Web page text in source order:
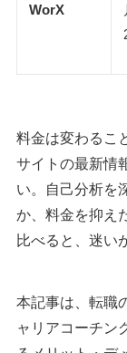
WorX
料金は変わるこ
サイトの最新情
い。自己分析を
か、料金を抑え
比べると、迷い
本記事は、転職
ャリアコーチン